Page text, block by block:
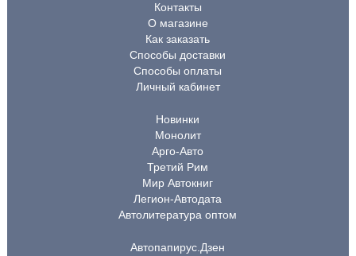
Контакты
О магазине
Как заказать
Способы доставки
Способы оплаты
Личный кабинет
Новинки
Монолит
Арго-Авто
Третий Рим
Мир Автокниг
Легион-Автодата
Автолитература оптом
Автопапирус.Дзен